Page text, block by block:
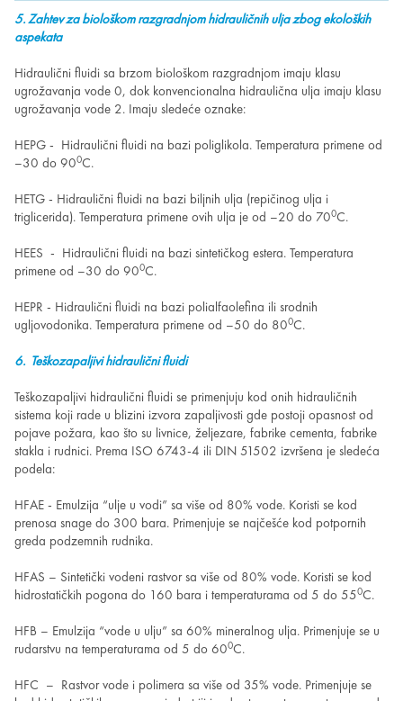
5. Zahtev za biološkom razgradnjom hidrauličnih ulja zbog ekoloških
aspekata
Hidraulični fluidi sa brzom biološkom razgradnjom imaju klasu
ugrožavanja vode 0, dok konvencionalna hidraulična ulja imaju klasu
ugrožavanja vode 2. Imaju sledeće oznake:
HEPG - Hidraulični fluidi na bazi poliglikola. Temperatura primene od
–30 do 900C.
HETG - Hidraulični fluidi na bazi biljnih ulja (repičinog ulja i
triglicerida). Temperatura primene ovih ulja je od –20 do 700C.
HEES - Hidraulični fluidi na bazi sintetičkog estera. Temperatura
primene od –30 do 900C.
HEPR - Hidraulični fluidi na bazi polialfaolefina ili srodnih
ugljovodonika. Temperatura primene od –50 do 800C.
6. Teškozapaljivi hidraulični fluidi
Teškozapaljivi hidraulični fluidi se primenjuju kod onih hidrauličnih
sistema koji rade u blizini izvora zapaljivosti gde postoji opasnost od
pojave požara, kao što su livnice, željezare, fabrike cementa, fabrike
stakla i rudnici. Prema ISO 6743-4 ili DIN 51502 izvršena je sledeća
podela:
HFAE - Emulzija “ulje u vodi” sa više od 80% vode. Koristi se kod
prenosa snage do 300 bara. Primenjuje se najčešće kod potpornih
greda podzemnih rudnika.
HFAS – Sintetički vodeni rastvor sa više od 80% vode. Koristi se kod
hidrostatičkih pogona do 160 bara i temperaturama od 5 do 550C.
HFB – Emulzija “vode u ulju” sa 60% mineralnog ulja. Primenjuje se u
rudarstvu na temperaturama od 5 do 600C.
HFC – Rastvor vode i polimera sa više od 35% vode. Primenjuje se